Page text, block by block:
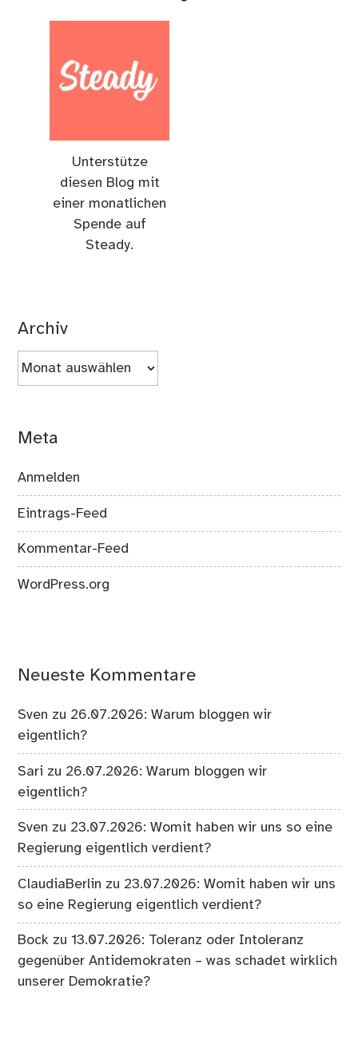
Unterstütze
diesen Blog mit
einer monatlichen
Spende auf
Steady.
Archiv
Archiv
Meta
Anmelden
Eintrags-Feed
Kommentar-Feed
WordPress.org
Neueste Kommentare
Sven zu 26.07.2026: Warum bloggen wir
eigentlich?
Sari zu 26.07.2026: Warum bloggen wir
eigentlich?
Sven zu 23.07.2026: Womit haben wir uns so eine
Regierung eigentlich verdient?
ClaudiaBerlin zu 23.07.2026: Womit haben wir uns
so eine Regierung eigentlich verdient?
Bock zu13.07.2026: Toleranz oder Intoleranz
gegenüber Antidemokraten – was schadet wirklich
unserer Demokratie?